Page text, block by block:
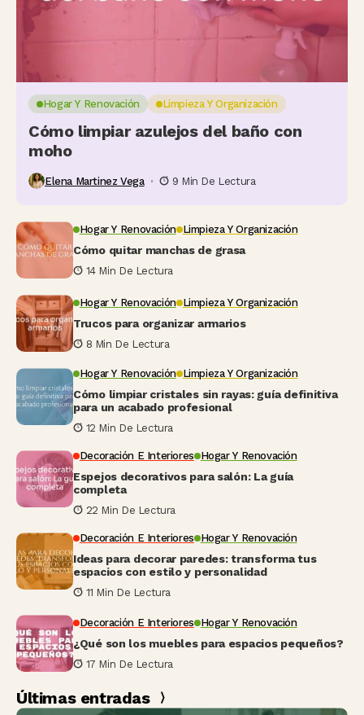
Hogar Y Renovación Limpieza Y Organización
Cómo limpiar azulejos del baño con
moho
Elena Martinez Vega 9 Min De Lectura
Hogar Y Renovación Limpieza Y Organización
Cómo quitar manchas de grasa
14 Min De Lectura
Hogar Y Renovación Limpieza Y Organización
Trucos para organizar armarios
8 Min De Lectura
Hogar Y Renovación Limpieza Y Organización
Cómo limpiar cristales sin rayas: guía definitiva
para un acabado profesional
12 Min De Lectura
Decoración E Interiores Hogar Y Renovación
Espejos decorativos para salón: La guía
completa
22 Min De Lectura
Decoración E Interiores Hogar Y Renovación
Ideas para decorar paredes: transforma tus
espacios con estilo y personalidad
11 Min De Lectura
Decoración E Interiores Hogar Y Renovación
¿Qué son los muebles para espacios pequeños?
17 Min De Lectura
Últimas entradas